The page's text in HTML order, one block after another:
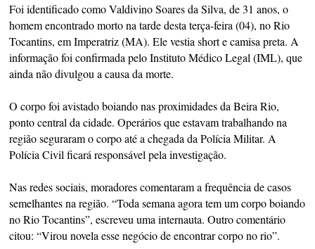
Foi identificado como Valdivino Soares da Silva, de 31 anos, o
homem encontrado morto na tarde desta terça-feira (04), no Rio
Tocantins, em Imperatriz (MA). Ele vestia short e camisa preta. A
informação foi confirmada pelo Instituto Médico Legal (IML), que
ainda não divulgou a causa da morte.
O corpo foi avistado boiando nas proximidades da Beira Rio,
ponto central da cidade. Operários que estavam trabalhando na
região seguraram o corpo até a chegada da Polícia Militar. A
Polícia Civil ficará responsável pela investigação.
Nas redes sociais, moradores comentaram a frequência de casos
semelhantes na região. “Toda semana agora tem um corpo boiando
no Rio Tocantins”, escreveu uma internauta. Outro comentário
citou: “Virou novela esse negócio de encontrar corpo no rio”.